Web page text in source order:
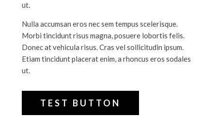
ut.
Nulla accumsan eros nec sem tempus scelerisque.
Morbi tincidunt risus magna, posuere lobortis felis.
Donec at vehicula risus. Cras vel sollicitudin ipsum.
Etiam tincidunt placerat enim, a rhoncus eros sodales
ut.
TEST BUTTON